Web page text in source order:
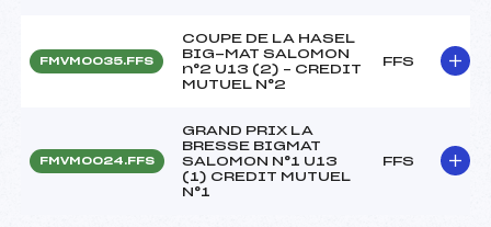
FMVM0035.FFS
COUPE DE LA HASEL
BIG-MAT SALOMON
n°2 U13 (2) – CREDIT
MUTUEL N°2
FFS
FMVM0024.FFS
GRAND PRIX LA
BRESSE BIGMAT
SALOMON N°1 U13
(1) CREDIT MUTUEL
N°1
FFS